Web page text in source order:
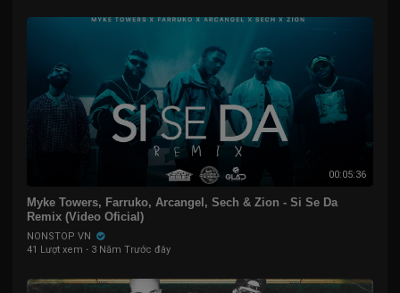
00:05:36
Myke Towers, Farruko, Arcangel, Sech & Zion - Si Se Da
Remix (Video Oficial)
NONSTOP VN
41 Lượt xem · 3 Năm Trước đây